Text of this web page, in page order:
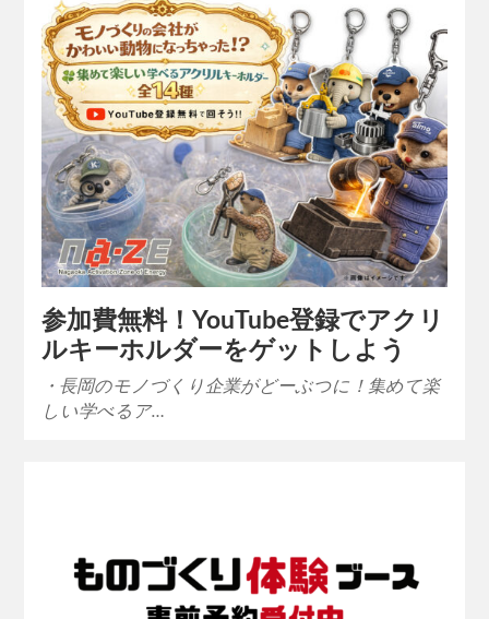
参加費無料！YouTube登録でアクリ
ルキーホルダーをゲットしよう
・長岡のモノづくり企業がどーぶつに！集めて楽
しい学べるア…